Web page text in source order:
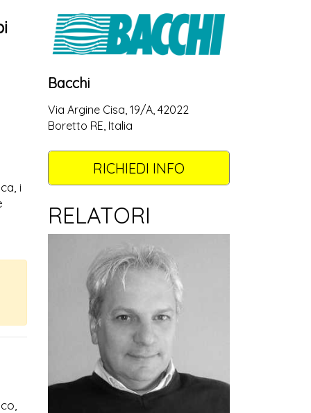
i
Bacchi
Via Argine Cisa, 19/A, 42022
Boretto RE, Italia
RICHIEDI INFO
RELATORI